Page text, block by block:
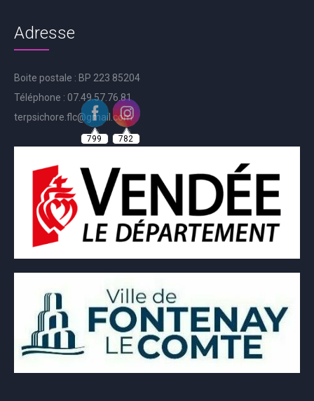
Adresse
Boite postale : BP 223 85204
Téléphone : 07.49.57.76.81
terpsichore.flc@gmail.com
799 782